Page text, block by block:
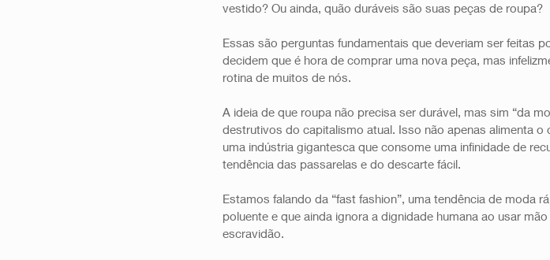
vestido? Ou ainda, quão duráveis são suas peças de roupa?
Essas são perguntas fundamentais que deveriam ser feitas
decidem que é hora de comprar uma nova peça, mas
rotina de muitos de nós.
A ideia de que roupa não precisa ser durável, mas sim “da
destrutivos do capitalismo atual. Isso não apenas alimenta
uma indústria gigantesca que consome uma infinidade de
tendência das passarelas e do descarte fácil.
Estamos falando da “fast fashion”, uma tendência de moda
poluente e que ainda ignora a dignidade humana ao usar
escravidão.